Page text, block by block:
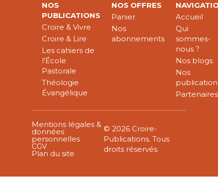
NOS
PUBLICATIONS
Croire & Vivre
Croire & Lire
Les cahiers de
l’École
Pastorale
Théologie
Évangélique
NOS OFFRES
Panier
Nos
abonnements
Accueil
Qui
sommes-
nous ?
Nos blogs
Nos
Partenaires
Mentions légales &
données
personnelles
CGV
Plan du site
© 2026 Croire-
Publications. Tous
droits réservés.